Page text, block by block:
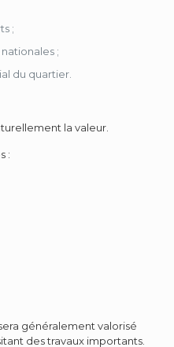
;
;
du quartier.
la valeur.
:
généralement valorisé
des travaux importants.